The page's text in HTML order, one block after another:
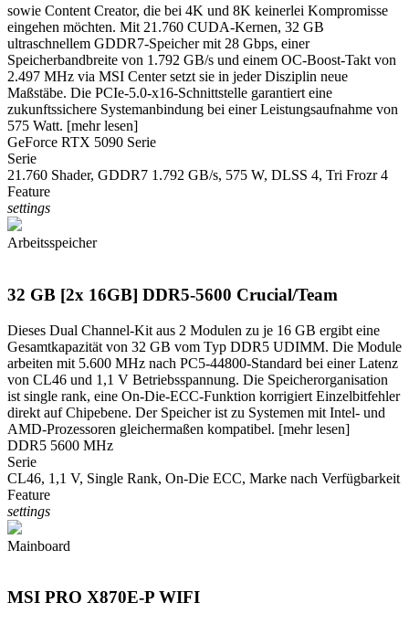
sowie Content Creator, die bei 4K und 8K keinerlei Kompromisse
eingehen möchten. Mit 21.760 CUDA-Kernen, 32 GB
ultraschnellem GDDR7-Speicher mit 28 Gbps, einer
Speicherbandbreite von 1.792 GB/s und einem OC-Boost-Takt von
2.497 MHz via MSI Center setzt sie in jeder Disziplin neue
Maßstäbe. Die PCIe-5.0-x16-Schnittstelle garantiert eine
zukunftssichere Systemanbindung bei einer Leistungsaufnahme von
575 Watt. [mehr lesen]
GeForce RTX 5090 Serie
Serie
21.760 Shader, GDDR7 1.792 GB/s, 575 W, DLSS 4, Tri Frozr 4
Feature
settings
Arbeitsspeicher
32 GB [2x 16GB] DDR5-5600 Crucial/Team
Dieses Dual Channel-Kit aus 2 Modulen zu je 16 GB ergibt eine
Gesamtkapazität von 32 GB vom Typ DDR5 UDIMM. Die Module
arbeiten mit 5.600 MHz nach PC5-44800-Standard bei einer Latenz
von CL46 und 1,1 V Betriebsspannung. Die Speicherorganisation
ist single rank, eine On-Die-ECC-Funktion korrigiert Einzelbitfehler
direkt auf Chipebene. Der Speicher ist zu Systemen mit Intel- und
AMD-Prozessoren gleichermaßen kompatibel. [mehr lesen]
DDR5 5600 MHz
Serie
CL46, 1,1 V, Single Rank, On-Die ECC, Marke nach Verfügbarkeit
Feature
settings
Mainboard
MSI PRO X870E-P WIFI